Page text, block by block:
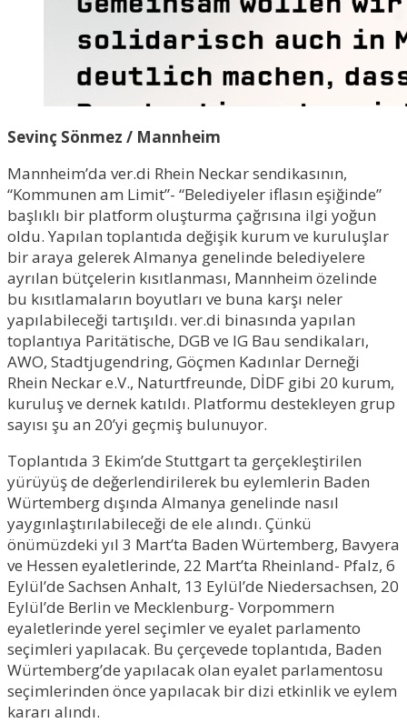
Sevinç Sönmez / Mannheim
Mannheim’da ver.di Rhein Neckar sendikasının,
“Kommunen am Limit”- “Belediyeler iflasın eşiğinde”
başlıklı bir platform oluşturma çağrısına ilgi yoğun
oldu. Yapılan toplantıda değişik kurum ve kuruluşlar
bir araya gelerek Almanya genelinde belediyelere
ayrılan bütçelerin kısıtlanması, Mannheim özelinde
bu kısıtlamaların boyutları ve buna karşı neler
yapılabileceği tartışıldı. ver.di binasında yapılan
toplantıya Paritätische, DGB ve IG Bau sendikaları,
AWO, Stadtjugendring, Göçmen Kadınlar Derneği
Rhein Neckar e.V., Naturtfreunde, DİDF gibi 20 kurum,
kuruluş ve dernek katıldı. Platformu destekleyen grup
sayısı şu an 20’yi geçmiş bulunuyor.
Toplantıda 3 Ekim’de Stuttgart ta gerçekleştirilen
yürüyüş de değerlendirilerek bu eylemlerin Baden
Würtemberg dışında Almanya genelinde nasıl
yaygınlaştırılabileceği de ele alındı. Çünkü
önümüzdeki yıl 3 Mart’ta Baden Würtemberg, Bavyera
ve Hessen eyaletlerinde, 22 Mart’ta Rheinland- Pfalz, 6
Eylül’de Sachsen Anhalt, 13 Eylül’de Niedersachsen, 20
Eylül’de Berlin ve Mecklenburg- Vorpommern
eyaletlerinde yerel seçimler ve eyalet parlamento
seçimleri yapılacak. Bu çerçevede toplantıda, Baden
Würtemberg’de yapılacak olan eyalet parlamentosu
seçimlerinden önce yapılacak bir dizi etkinlik ve eylem
kararı alındı.